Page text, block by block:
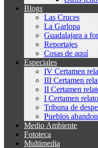
Blogs
Las Cruces
La Garlopa
Guadalajara a
Reportajes
Cosas de aquí
Especiales
IV Certamen
III Certamen
II Certamen
I Certamen
Tribuna de
Pueblos
Medio Ambiente
Fototeca
Multimedia